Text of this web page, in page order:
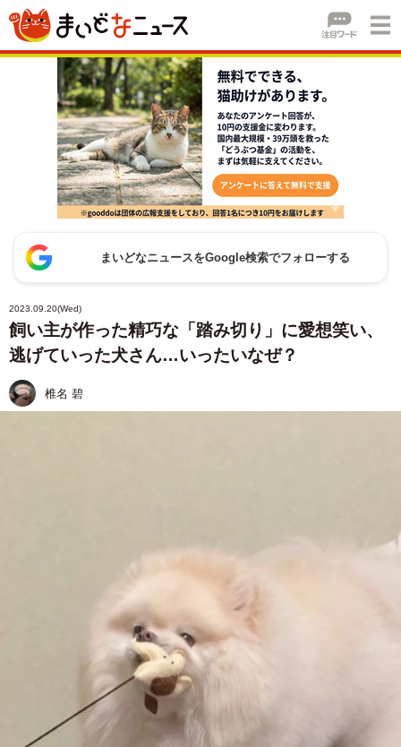
まいどなニュースをGoogle検索でフォローする
2023.09.20(Wed)
飼い主が作った精巧な「踏み切り」に愛想笑い、
逃げていった犬さん…いったいなぜ？
椎名 碧